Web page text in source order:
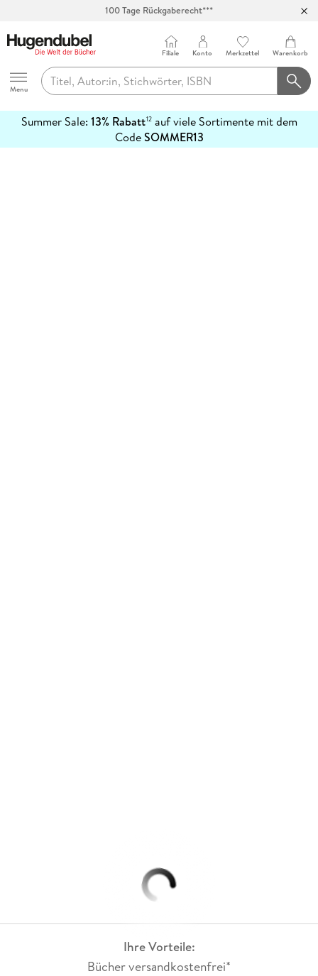
100 Tage Rückgaberecht***
Hugendubel
Menu
Filiale Konto Merkzettel Warenkorb
Summer Sale: 13% Rabatt12auf viele Sortimente mit dem
CodeSOMMER13
erfahren
Ihre Vorteile:
Bücher versandkostenfrei*